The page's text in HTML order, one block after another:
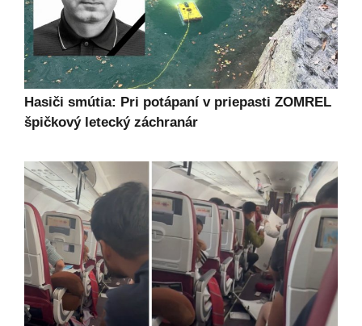
Hasiči smútia: Pri potápaní v priepasti ZOMREL
špičkový letecký záchranár